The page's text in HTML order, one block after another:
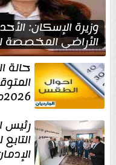
وزيرة الإسكان:
الأراضي المخصصة
حالة
2026م.
رئيس